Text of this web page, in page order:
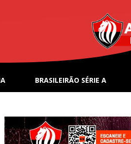
BRASILEIRÃO SÉRIE A